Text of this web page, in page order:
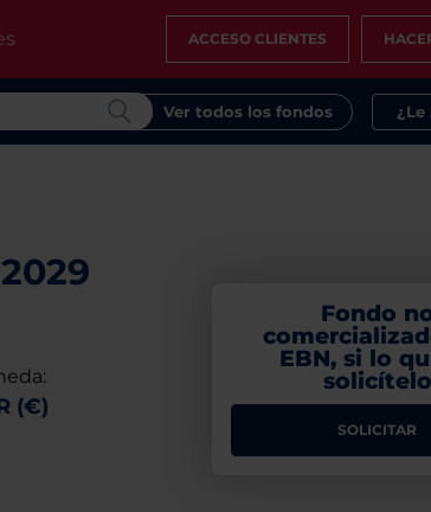
ACCESO CLIENTES
Ver todos los fondos ¿Le
(€)
Fondo
EBN, si lo
solicítelo
SOLICITAR